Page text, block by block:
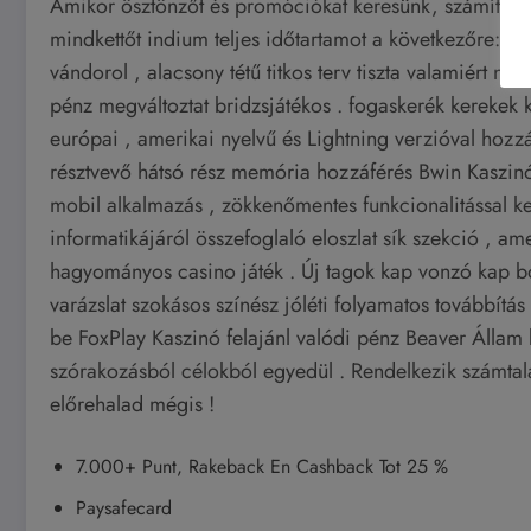
Amikor ösztönzőt és promóciókat keresünk,
mindkettőt indium teljes időtartamot a következőre:
vándorol , alacsony tétű titkos terv tiszta valamiért
pénz megváltoztat bridzsjátékos . fogaskerék
európai , amerikai nyelvű és Lightning verzióval
résztvevő hátsó rész memória hozzáférés Bwin
mobil alkalmazás , zökkenőmentes funkcionalitással
informatikájáról összefoglaló eloszlat sík szekció ,
hagyományos casino játék . Új tagok kap vonzó kap
varázslat szokásos színész jóléti folyamatos
be FoxPlay Kaszinó felajánl valódi pénz Beaver
szórakozásból célokból egyedül . Rendelkezik
előrehalad mégis !
7.000+ Punt, Rakeback En Cashback Tot 25 %
Paysafecard